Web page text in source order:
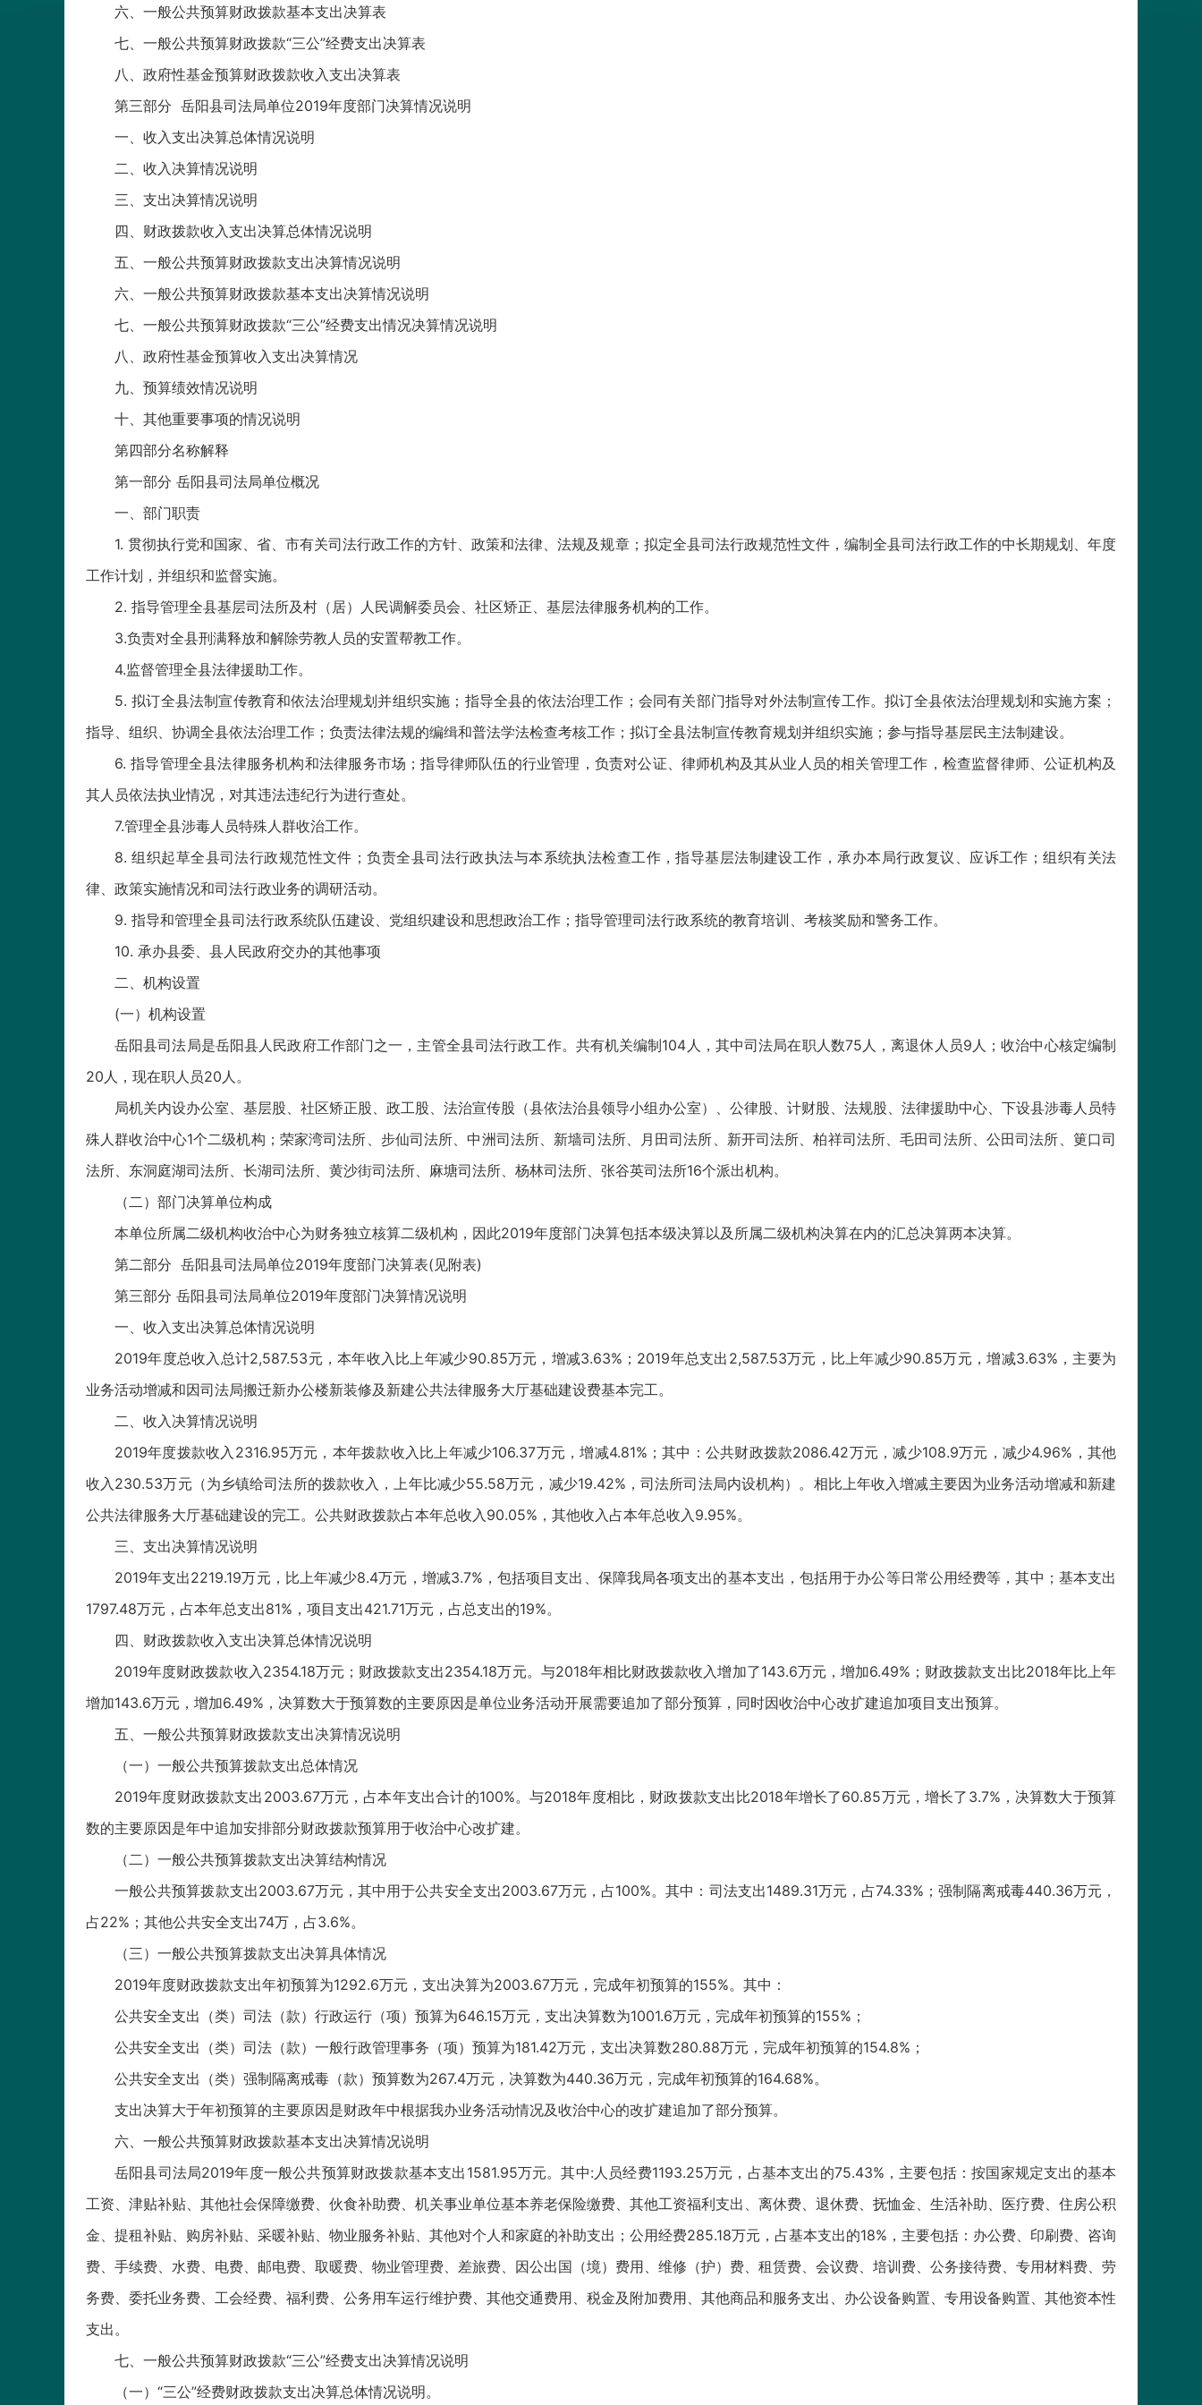
六、一般公共预算财政拨款基本支出决算表
七、一般公共预算财政拨款“三公”经费支出决算表
八、政府性基金预算财政拨款收入支出决算表
第三部分 岳阳县司法局单位2019年度部门决算情况说明
一、收入支出决算总体情况说明
二、收入决算情况说明
三、支出决算情况说明
四、财政拨款收入支出决算总体情况说明
五、一般公共预算财政拨款支出决算情况说明
六、一般公共预算财政拨款基本支出决算情况说明
七、一般公共预算财政拨款“三公”经费支出情况决算情况说明
八、政府性基金预算收入支出决算情况
九、预算绩效情况说明
十、其他重要事项的情况说明
第四部分名称解释
第一部分 岳阳县司法局单位概况
一、部门职责
1. 贯彻执行党和国家、省、市有关司法行政工作的方针、政策和法律、法规及规章；拟定全县司法行政规范性文件，编制全县司法行政工作的中长期规划、年度
工作计划，并组织和监督实施。
2. 指导管理全县基层司法所及村（居）人民调解委员会、社区矫正、基层法律服务机构的工作。
3.负责对全县刑满释放和解除劳教人员的安置帮教工作。
4.监督管理全县法律援助工作。
5. 拟订全县法制宣传教育和依法治理规划并组织实施；指导全县的依法治理工作；会同有关部门指导对外法制宣传工作。拟订全县依法治理规划和实施方案；
指导、组织、协调全县依法治理工作；负责法律法规的编缉和普法学法检查考核工作；拟订全县法制宣传教育规划并组织实施；参与指导基层民主法制建设。
6. 指导管理全县法律服务机构和法律服务市场；指导律师队伍的行业管理，负责对公证、律师机构及其从业人员的相关管理工作，检查监督律师、公证机构及
其人员依法执业情况，对其违法违纪行为进行查处。
7.管理全县涉毒人员特殊人群收治工作。
8. 组织起草全县司法行政规范性文件；负责全县司法行政执法与本系统执法检查工作，指导基层法制建设工作，承办本局行政复议、应诉工作；组织有关法
律、政策实施情况和司法行政业务的调研活动。
9. 指导和管理全县司法行政系统队伍建设、党组织建设和思想政治工作；指导管理司法行政系统的教育培训、考核奖励和警务工作。
10. 承办县委、县人民政府交办的其他事项
二、机构设置
(一）机构设置
岳阳县司法局是岳阳县人民政府工作部门之一，主管全县司法行政工作。共有机关编制104人，其中司法局在职人数75人，离退休人员9人；收治中心核定编制
20人，现在职人员20人。
局机关内设办公室、基层股、社区矫正股、政工股、法治宣传股（县依法治县领导小组办公室）、公律股、计财股、法规股、法律援助中心、下设县涉毒人员特
殊人群收治中心1个二级机构；荣家湾司法所、步仙司法所、中洲司法所、新墙司法所、月田司法所、新开司法所、柏祥司法所、毛田司法所、公田司法所、筻口司
法所、东洞庭湖司法所、长湖司法所、黄沙街司法所、麻塘司法所、杨林司法所、张谷英司法所16个派出机构。
（二）部门决算单位构成
本单位所属二级机构收治中心为财务独立核算二级机构，因此2019年度部门决算包括本级决算以及所属二级机构决算在内的汇总决算两本决算。
第二部分 岳阳县司法局单位2019年度部门决算表(见附表)
第三部分 岳阳县司法局单位2019年度部门决算情况说明
一、收入支出决算总体情况说明
2019年度总收入总计2,587.53元，本年收入比上年减少90.85万元，增减3.63%；2019年总支出2,587.53万元，比上年减少90.85万元，增减3.63%，主要为
业务活动增减和因司法局搬迁新办公楼新装修及新建公共法律服务大厅基础建设费基本完工。
二、收入决算情况说明
2019年度拨款收入2316.95万元，本年拨款收入比上年减少106.37万元，增减4.81%；其中：公共财政拨款2086.42万元，减少108.9万元，减少4.96%，其他
收入230.53万元（为乡镇给司法所的拨款收入，上年比减少55.58万元，减少19.42%，司法所司法局内设机构）。相比上年收入增减主要因为业务活动增减和新建
公共法律服务大厅基础建设的完工。公共财政拨款占本年总收入90.05%，其他收入占本年总收入9.95%。
三、支出决算情况说明
2019年支出2219.19万元，比上年减少8.4万元，增减3.7%，包括项目支出、保障我局各项支出的基本支出，包括用于办公等日常公用经费等，其中；基本支出
1797.48万元，占本年总支出81%，项目支出421.71万元，占总支出的19%。
四、财政拨款收入支出决算总体情况说明
2019年度财政拨款收入2354.18万元；财政拨款支出2354.18万元。与2018年相比财政拨款收入增加了143.6万元，增加6.49%；财政拨款支出比2018年比上年
增加143.6万元，增加6.49%，决算数大于预算数的主要原因是单位业务活动开展需要追加了部分预算，同时因收治中心改扩建追加项目支出预算。
五、一般公共预算财政拨款支出决算情况说明
（一）一般公共预算拨款支出总体情况
2019年度财政拨款支出2003.67万元，占本年支出合计的100%。与2018年度相比，财政拨款支出比2018年增长了60.85万元，增长了3.7%，决算数大于预算
数的主要原因是年中追加安排部分财政拨款预算用于收治中心改扩建。
（二）一般公共预算拨款支出决算结构情况
一般公共预算拨款支出2003.67万元，其中用于公共安全支出2003.67万元，占100%。其中：司法支出1489.31万元，占74.33%；强制隔离戒毒440.36万元，
占22%；其他公共安全支出74万，占3.6%。
（三）一般公共预算拨款支出决算具体情况
2019年度财政拨款支出年初预算为1292.6万元，支出决算为2003.67万元，完成年初预算的155%。其中：
公共安全支出（类）司法（款）行政运行（项）预算为646.15万元，支出决算数为1001.6万元，完成年初预算的155%；
公共安全支出（类）司法（款）一般行政管理事务（项）预算为181.42万元，支出决算数280.88万元，完成年初预算的154.8%；
公共安全支出（类）强制隔离戒毒（款）预算数为267.4万元，决算数为440.36万元，完成年初预算的164.68%。
支出决算大于年初预算的主要原因是财政年中根据我办业务活动情况及收治中心的改扩建追加了部分预算。
六、一般公共预算财政拨款基本支出决算情况说明
岳阳县司法局2019年度一般公共预算财政拨款基本支出1581.95万元。其中:人员经费1193.25万元，占基本支出的75.43%，主要包括：按国家规定支出的基本
工资、津贴补贴、其他社会保障缴费、伙食补助费、机关事业单位基本养老保险缴费、其他工资福利支出、离休费、退休费、抚恤金、生活补助、医疗费、住房公积
金、提租补贴、购房补贴、采暖补贴、物业服务补贴、其他对个人和家庭的补助支出；公用经费285.18万元，占基本支出的18%，主要包括：办公费、印刷费、咨询
费、手续费、水费、电费、邮电费、取暖费、物业管理费、差旅费、因公出国（境）费用、维修（护）费、租赁费、会议费、培训费、公务接待费、专用材料费、劳
务费、委托业务费、工会经费、福利费、公务用车运行维护费、其他交通费用、税金及附加费用、其他商品和服务支出、办公设备购置、专用设备购置、其他资本性
支出。
七、一般公共预算财政拨款“三公”经费支出决算情况说明
（一）“三公”经费财政拨款支出决算总体情况说明。